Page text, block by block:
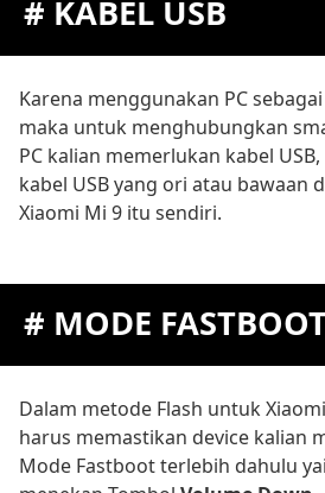
# KABEL USB
Karena menggunakan PC
maka untuk menghubungkan
PC kalian memerlukan kabel
kabel USB yang ori atau bawaan
Xiaomi Mi 9 itu sendiri.
# MODE
Dalam metode Flash untuk
harus memastikan device kalian
Mode Fastboot terlebih dahulu